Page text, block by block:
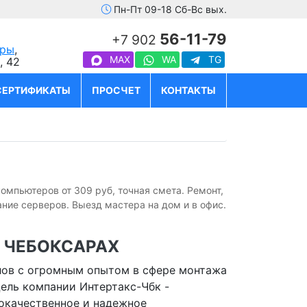
Пн-Пт 09-18 Сб-Вс вых.
,
42
+7 902 56-11-79
MAX WA TG
ПРОСЧЕТ КОНТАКТЫ
от 309 руб, точная смета. Ремонт,
серверов. Выезд мастера на дом и в офис.
с огромным опытом в сфере монтажа
компании Интертакс-Чбк -
и надежное